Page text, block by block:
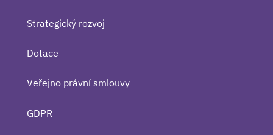
Strategický rozvoj
Dotace
Veřejno právní smlouvy
GDPR